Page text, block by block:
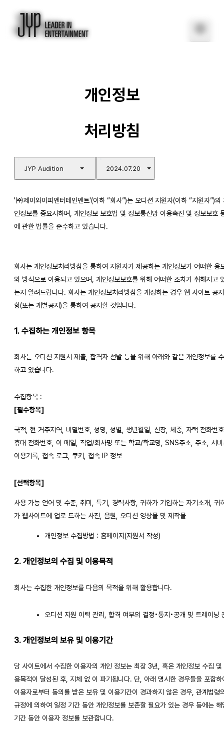
개인정보
처리방침
'㈜제이와이피엔터테인멘트'(이하 “회사”)는 오디션 지원자(이하 “지원자”)의
인정보를 중요시하며, 개인정보 보호법 및 정보통신망 이용촉진 및 정보보호
에 관한 법률을 준수하고 있습니다.
회사는 개인정보처리방침을 통하여 지원자가 제공하는 개인정보가 어떠한 용
와 방식으로 이용되고 있으며, 개인정보보호를 위해 어떠한 조치가 취해지고
는지 알려드립니다. 회사는 개인정보처리방침을 개정하는 경우 웹 사이트 공
항(또는 개별공지)을 통하여 공지할 것입니다.
1. 수집하는 개인정보 항목
회사는 오디션 지원서 제출, 합격자 선발 등을 위해 아래와 같은 개인정보를
하고 있습니다.
수집항목 :
[필수항목]
국적, 현 거주지역, 비밀번호, 성명, 성별, 생년월일, 신장, 체중, 자택 전화번
휴대 전화번호, 이 메일, 직업/회사명 또는 학교/학교명, SNS주소, 주소, 서
이용기록, 접속 로그, 쿠키, 접속 IP 정보
[선택항목]
사용 가능 언어 및 수준, 취미, 특기, 경력사항, 귀하가 기입하는 자기소개, 귀
가 웹사이트에 업로 드하는 사진, 음원, 오디션 영상물 및 제작물
개인정보 수집방법 : 홈페이지(지원서 작성)
2. 개인정보의 수집 및 이용목적
회사는 수집한 개인정보를 다음의 목적을 위해 활용합니다.
오디션 지원 이력 관리, 합격 여부의 결정•통지•공개 및 트레이닝
3. 개인정보의 보유 및 이용기간
당 사이트에서 수집한 이용자의 개인 정보는 최장 3년, 혹은 개인정보 수집 및
용목적이 달성된 후, 지체 없 이 파기됩니다. 단, 아래 명시한 경우들을 포함하
이용자로부터 동의를 받은 보유 및 이용기간이 경과하지 않은 경우, 관계법령
규정에 의하여 일정 기간 동안 개인정보를 보존할 필요가 있는 경우 등에는 해
기간 동안 이용자 정보를 보관합니다.
JYP Audition 2024.07.20